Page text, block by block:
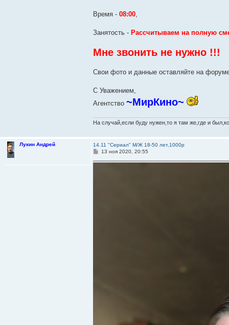
Время -08:00,
Занятость - Рассчитываем на полную
Мне звонить не нужно !!!
Свои фото и данные оставляйте на
С Уважением,
Агентство~МирКино~
На случай,если буду нужен,то я там же,где и
Лукин Андрей
14.11 "Сериал" М/Ж 18-50 лет,1000р
С
о
13 ноя 2020, 20:55